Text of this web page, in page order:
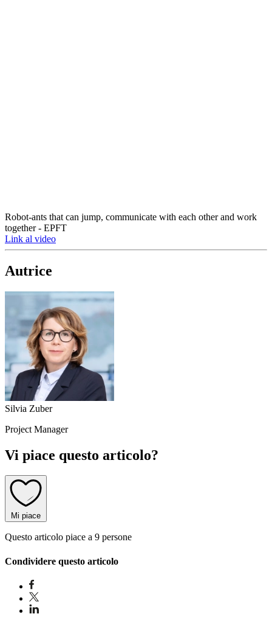
Robot-ants that can jump, communicate with each other and work
together - EPFT
Link al video
Autrice
Silvia Zuber
Project Manager
Vi piace questo articolo?
Mi piace
Questo articolo piace a 9 persone
Condividere questo articolo